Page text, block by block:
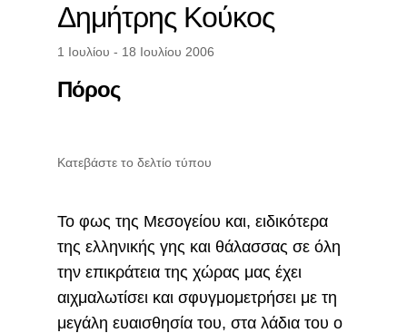
Δημήτρης Κούκος
1 Ιουλίου - 18 Ιουλίου 2006
Πόρος
Κατεβάστε το δελτίο τύπου
Το φως της Μεσογείου και, ειδικότερα
της ελληνικής γης και θάλασσας σε όλη
την επικράτεια της χώρας μας έχει
αιχμαλωτίσει και σφυγμομετρήσει με τη
μεγάλη ευαισθησία του, στα λάδια του ο